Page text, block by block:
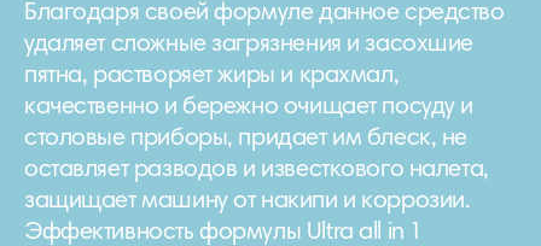
Благодаря своей формуле данное средство
удаляет сложные загрязнения и засохшие
пятна, растворяет жиры и крахмал,
качественно и бережно очищает посуду и
столовые приборы, придает им блеск, не
оставляет разводов и известкового налета,
защищает машину от накипи и коррозии.
Эффективность формулы Ultra all in 1